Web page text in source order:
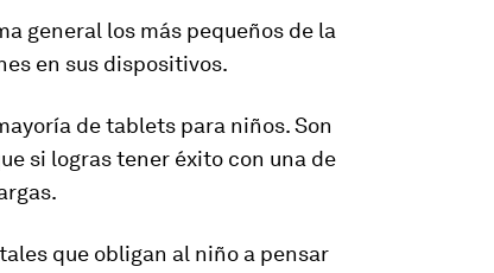
general los más pequeños de la
en sus dispositivos.
de tablets para niños. Son
si logras tener éxito con una de
que obligan al niño a pensar